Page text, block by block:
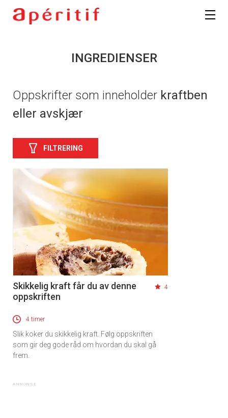
INGREDIENSER
Oppskrifter som inneholder kraftben
eller avskjær
FILTRERING
Skikkelig kraft får du av denne
oppskriften
4
4 timer
Slik koker du skikkelig kraft. Følg oppskriften
som gir deg gode råd om hvordan du skal gå
frem.